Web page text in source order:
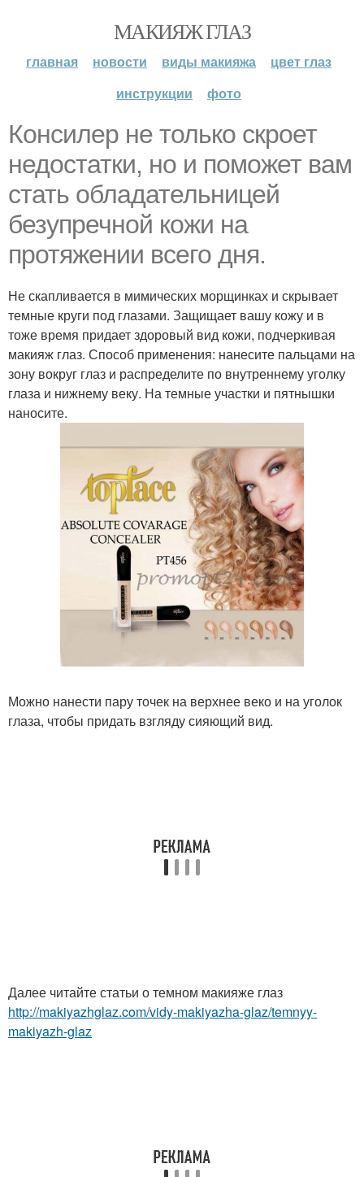
МАКИЯЖ ГЛАЗ
главная новости виды макияжа
цвет глаз
инструкции
фото
Консилер не только скроет
недостатки, но и поможет вам
стать обладательницей
безупречной кожи на
протяжении всего дня.
Не скапливается в мимических морщинках и скрывает
темные круги под глазами. Защищает вашу кожу и в
тоже время придает здоровый вид кожи, подчеркивая
макияж глаз. Способ применения: нанесите пальцами на
зону вокруг глаз и распределите по внутреннему уголку
глаза и нижнему веку. На темные участки и пятнышки
наносите.
Можно нанести пару точек на верхнее веко и на уголок
глаза, чтобы придать взгляду сияющий вид.
Далее читайте статьи о темном макияже глаз
http://makiyazhglaz.com/vidy-makiyazha-glaz/temnyy-
makiyazh-glaz